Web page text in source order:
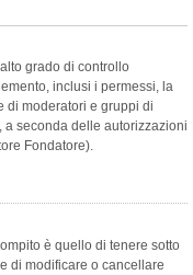
grado di controllo
inclusi i permessi, la
di moderatori e gruppi di
a seconda delle autorizzazioni
Fondatore).
è quello di tenere sotto
di modificare o cancellare